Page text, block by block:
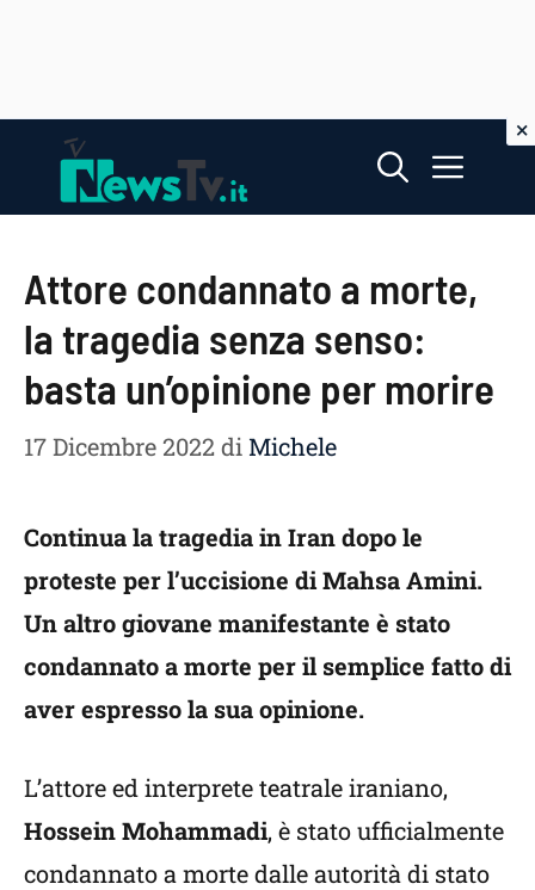
contenuto
Menu
Attore condannato a morte,
la tragedia senza senso:
basta un’opinione per morire
17 Dicembre 2022di Michele
Continua la tragedia in Iran dopo le
proteste per l’uccisione di Mahsa Amini.
Un altro giovane manifestante è stato
condannato a morte per il semplice fatto di
aver espresso la sua opinione.
L’attore ed interprete teatrale iraniano,
Hossein Mohammadi, è stato ufficialmente
condannato a morte dalle autorità di stato